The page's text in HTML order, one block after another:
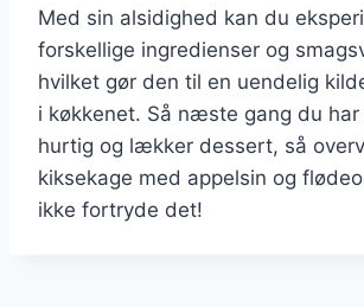
Med sin alsidighed kan du
forskellige ingredienser og
hvilket gør den til en uendelig
i køkkenet. Så næste gang du
hurtig og lækker dessert, så
kiksekage med appelsin og
ikke fortryde det!